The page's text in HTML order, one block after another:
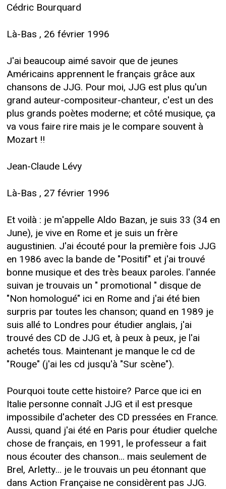
Cédric Bourquard
Là-Bas , 26 février 1996
J'ai beaucoup aimé savoir que de jeunes
Américains apprennent le français grâce aux
chansons de JJG. Pour moi, JJG est plus qu'un
grand auteur-compositeur-chanteur, c'est un des
plus grands poètes moderne; et côté musique, ça
va vous faire rire mais je le compare souvent à
Mozart !!
Jean-Claude Lévy
Là-Bas , 27 février 1996
Et voilà : je m'appelle Aldo Bazan, je suis 33 (34 en
June), je vive en Rome et je suis un frère
augustinien. J'ai écouté pour la première fois JJG
en 1986 avec la bande de "Positif" et j'ai trouvé
bonne musique et des très beaux paroles. l'année
suivan je trouvais un " promotional " disque de
"Non homologué" ici en Rome and j'ai été bien
surpris par toutes les chanson; quand en 1989 je
suis allé to Londres pour étudier anglais, j'ai
trouvé des CD de JJG et, à peux à peux, je l'ai
achetés tous. Maintenant je manque le cd de
"Rouge" (j'ai les cd jusqu'à "Sur scène").
Pourquoi toute cette histoire? Parce que ici en
Italie personne connaît JJG et il est presque
impossibile d'acheter des CD pressées en France.
Aussi, quand j'ai été en Paris pour étudier quelche
chose de français, en 1991, le professeur a fait
nous écouter des chanson... mais seulement de
Brel, Arletty... je le trouvais un peu étonnant que
dans Action Française ne considèrent pas JJG.